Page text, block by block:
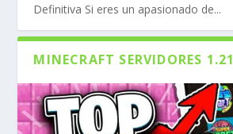
Definitiva Si eres un apasionado de...
MINECRAFT SERVIDORES 1.21